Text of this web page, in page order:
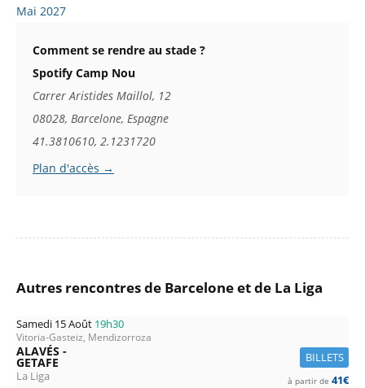
Mai 2027
Comment se rendre au stade ?
Spotify Camp Nou
Carrer Aristides Maillol, 12
08028, Barcelone, Espagne
41.3810610, 2.1231720
Plan d'accès →
Autres rencontres de Barcelone et de La Liga
Samedi 15 Août 19h30
Vitoria-Gasteiz, Mendizorroza
BILLETS
ALAVÉS -
GETAFE
La Liga à partir de 41€